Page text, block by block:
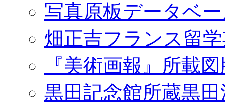
写真原板データベ
畑正吉フランス留
『美術画報』所載
黒田記念館所蔵黒